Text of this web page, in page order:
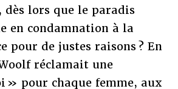
lors que le paradis
en condamnation à la
pour de justes raisons ? En
réclamait une
» pour chaque femme, aux